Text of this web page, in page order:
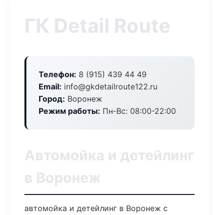
ГК Detail Route
Телефон: 8 (915) 439 44 49
Email: info@gkdetailroute122.ru
Город: Воронеж
Режим работы: Пн-Вс: 08:00-22:00
Автомойка и детейлинг
в Воронеж
автомойка и детейлинг в Воронеж с